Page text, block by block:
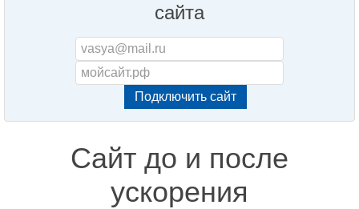
сайта
Сайт до и после
ускорения